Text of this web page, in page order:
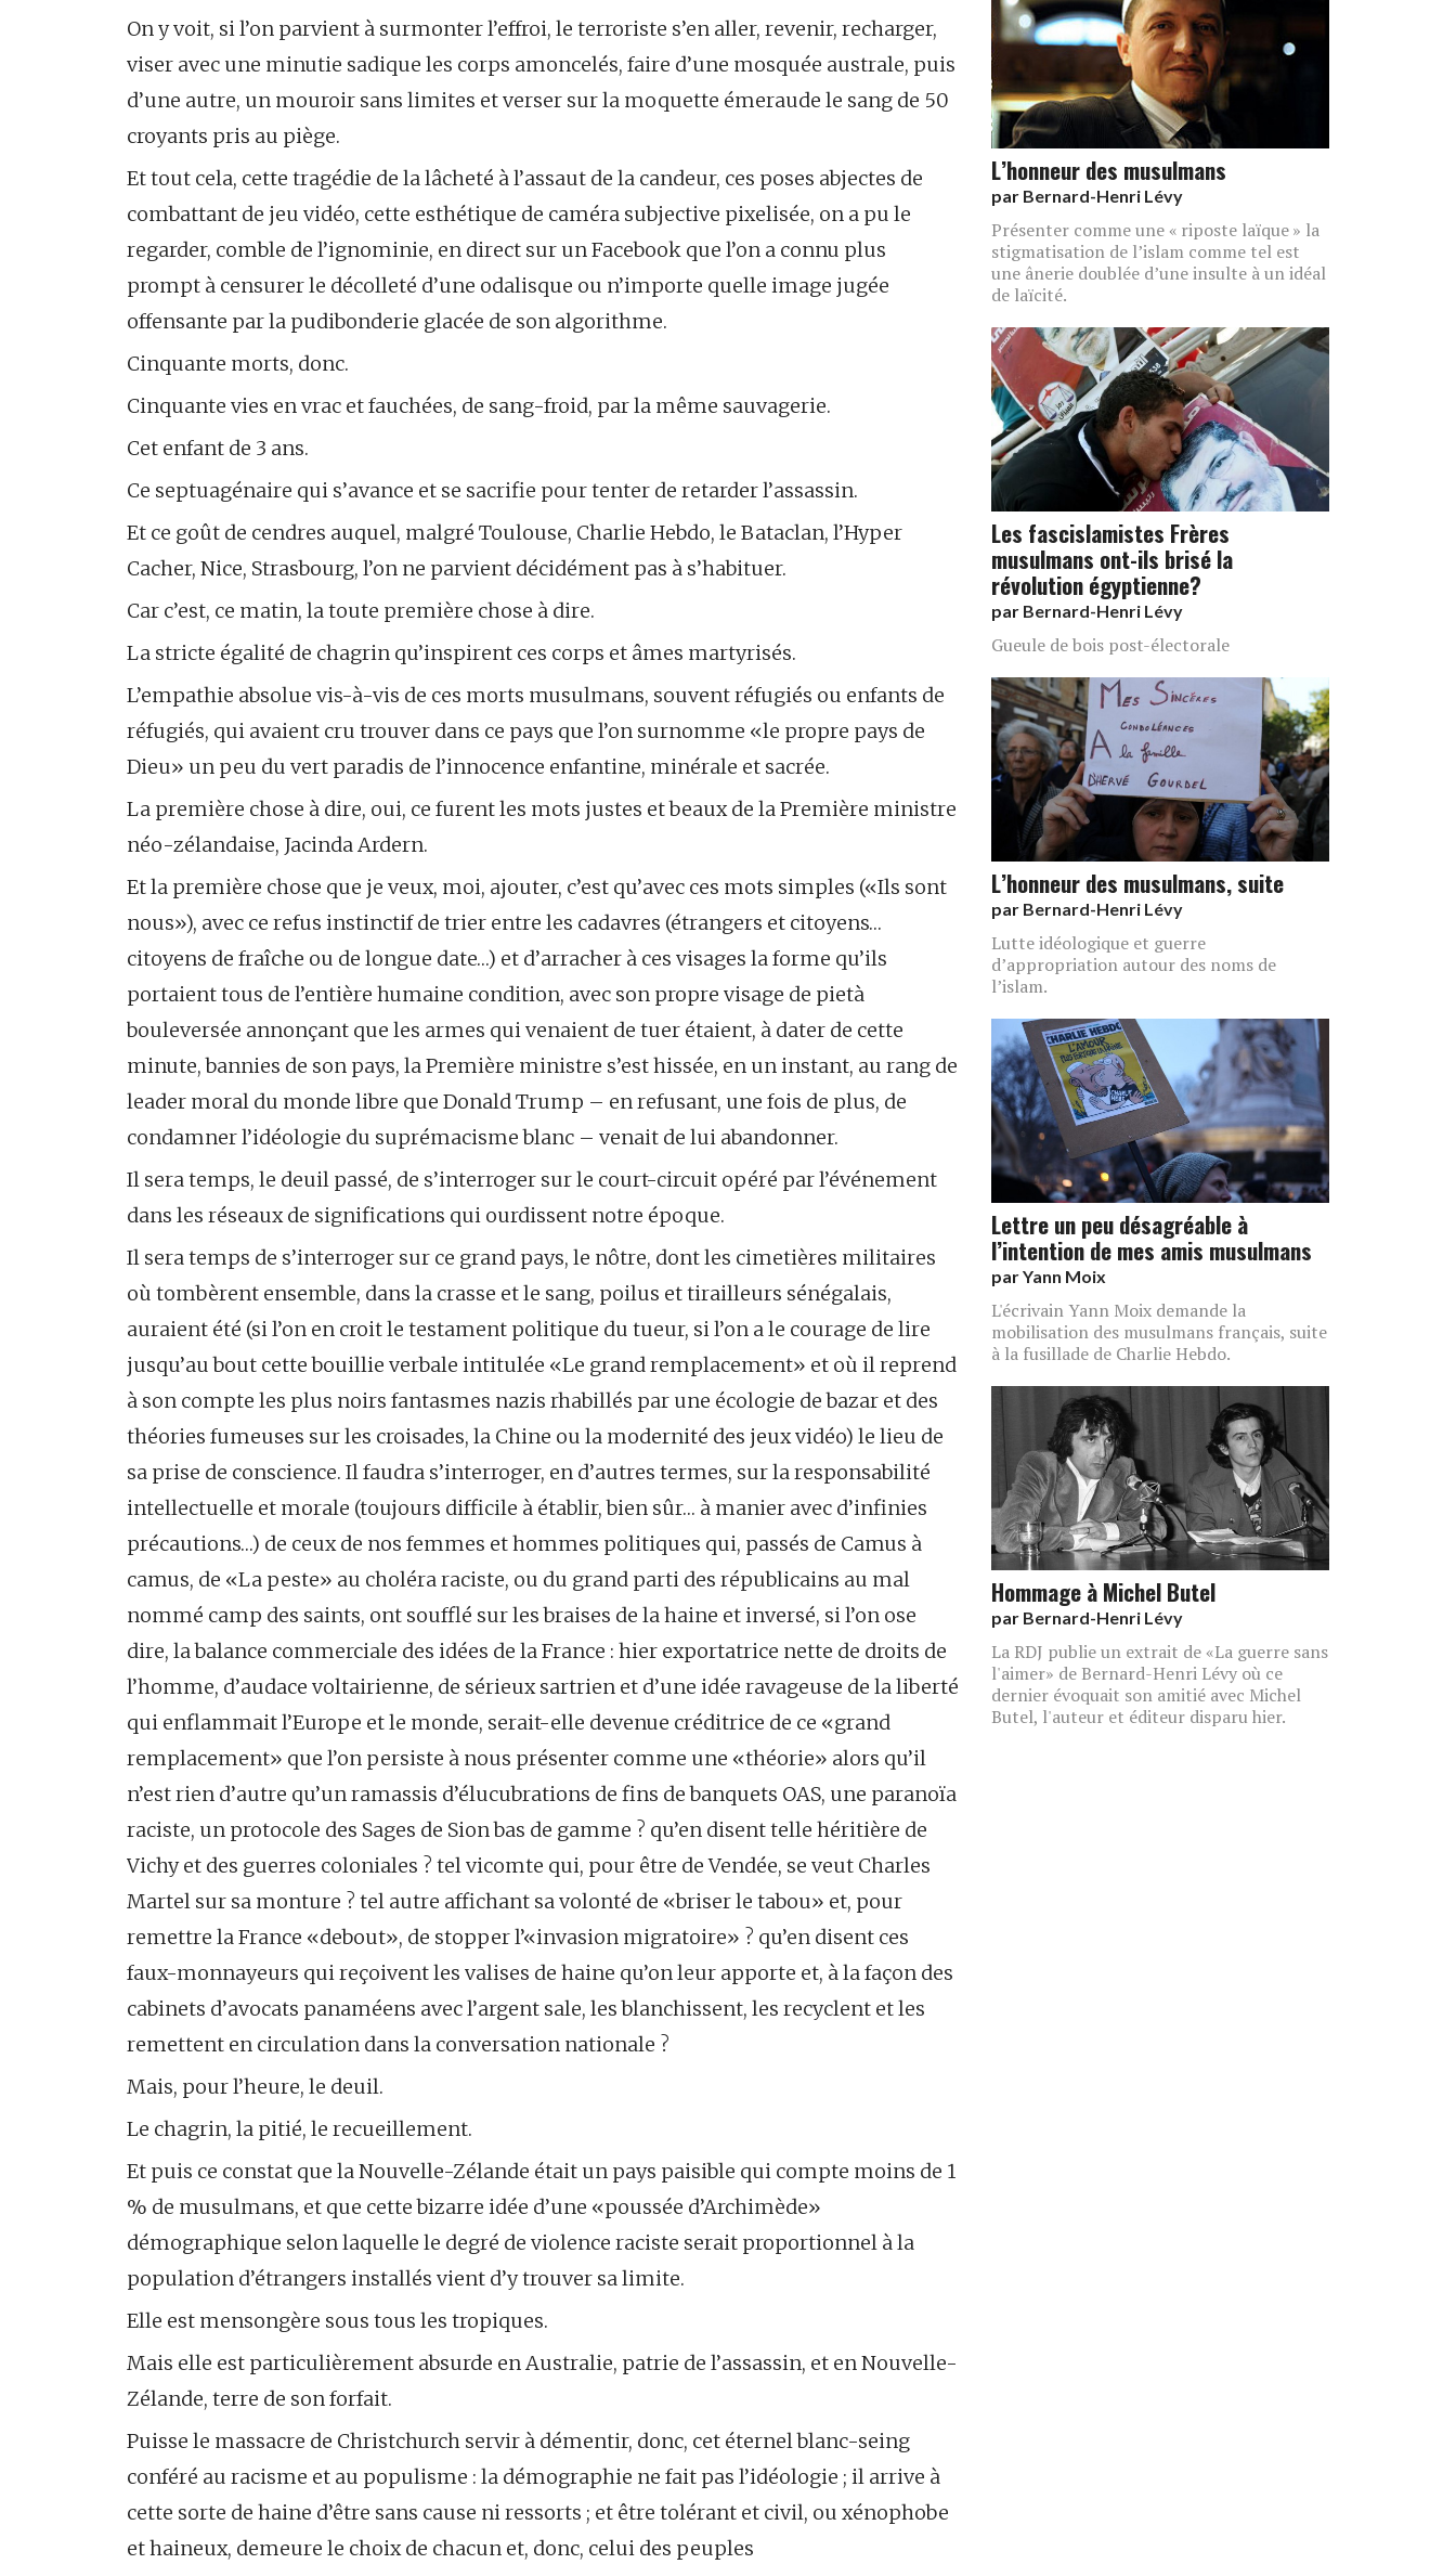
On y voit, si l’on parvient à surmonter l’effroi, le terroriste s’en aller, revenir, recharger,
viser avec une minutie sadique les corps amoncelés, faire d’une mosquée australe, puis
d’une autre, un mouroir sans limites et verser sur la moquette émeraude le sang de 50
croyants pris au piège.
Et tout cela, cette tragédie de la lâcheté à l’assaut de la candeur, ces poses abjectes de
combattant de jeu vidéo, cette esthétique de caméra subjective pixelisée, on a pu le
regarder, comble de l’ignominie, en direct sur un Facebook que l’on a connu plus
prompt à censurer le décolleté d’une odalisque ou n’importe quelle image jugée
offensante par la pudibonderie glacée de son algorithme.
Cinquante morts, donc.
Cinquante vies en vrac et fauchées, de sang-froid, par la même sauvagerie.
Cet enfant de 3 ans.
Ce septuagénaire qui s’avance et se sacrifie pour tenter de retarder l’assassin.
Et ce goût de cendres auquel, malgré Toulouse, Charlie Hebdo, le Bataclan, l’Hyper
Cacher, Nice, Strasbourg, l’on ne parvient décidément pas à s’habituer.
Car c’est, ce matin, la toute première chose à dire.
La stricte égalité de chagrin qu’inspirent ces corps et âmes martyrisés.
L’empathie absolue vis-à-vis de ces morts musulmans, souvent réfugiés ou enfants de
réfugiés, qui avaient cru trouver dans ce pays que l’on surnomme «le propre pays de
Dieu» un peu du vert paradis de l’innocence enfantine, minérale et sacrée.
La première chose à dire, oui, ce furent les mots justes et beaux de la Première ministre
néo-zélandaise, Jacinda Ardern.
Et la première chose que je veux, moi, ajouter, c’est qu’avec ces mots simples («Ils sont
nous»), avec ce refus instinctif de trier entre les cadavres (étrangers et citoyens…
citoyens de fraîche ou de longue date…) et d’arracher à ces visages la forme qu’ils
portaient tous de l’entière humaine condition, avec son propre visage de pietà
bouleversée annonçant que les armes qui venaient de tuer étaient, à dater de cette
minute, bannies de son pays, la Première ministre s’est hissée, en un instant, au rang de
leader moral du monde libre que Donald Trump – en refusant, une fois de plus, de
condamner l’idéologie du suprémacisme blanc – venait de lui abandonner.
Il sera temps, le deuil passé, de s’interroger sur le court-circuit opéré par l’événement
dans les réseaux de significations qui ourdissent notre époque.
Il sera temps de s’interroger sur ce grand pays, le nôtre, dont les cimetières militaires
où tombèrent ensemble, dans la crasse et le sang, poilus et tirailleurs sénégalais,
auraient été (si l’on en croit le testament politique du tueur, si l’on a le courage de lire
jusqu’au bout cette bouillie verbale intitulée «Le grand remplacement» et où il reprend
à son compte les plus noirs fantasmes nazis rhabillés par une écologie de bazar et des
théories fumeuses sur les croisades, la Chine ou la modernité des jeux vidéo) le lieu de
sa prise de conscience. Il faudra s’interroger, en d’autres termes, sur la responsabilité
intellectuelle et morale (toujours difficile à établir, bien sûr… à manier avec d’infinies
précautions…) de ceux de nos femmes et hommes politiques qui, passés de Camus à
camus, de «La peste» au choléra raciste, ou du grand parti des républicains au mal
nommé camp des saints, ont soufflé sur les braises de la haine et inversé, si l’on ose
dire, la balance commerciale des idées de la France : hier exportatrice nette de droits de
l’homme, d’audace voltairienne, de sérieux sartrien et d’une idée ravageuse de la liberté
qui enflammait l’Europe et le monde, serait-elle devenue créditrice de ce «grand
remplacement» que l’on persiste à nous présenter comme une «théorie» alors qu’il
n’est rien d’autre qu’un ramassis d’élucubrations de fins de banquets OAS, une paranoïa
raciste, un protocole des Sages de Sion bas de gamme ? qu’en disent telle héritière de
Vichy et des guerres coloniales ? tel vicomte qui, pour être de Vendée, se veut Charles
Martel sur sa monture ? tel autre affichant sa volonté de «briser le tabou» et, pour
remettre la France «debout», de stopper l’«invasion migratoire» ? qu’en disent ces
faux-monnayeurs qui reçoivent les valises de haine qu’on leur apporte et, à la façon des
cabinets d’avocats panaméens avec l’argent sale, les blanchissent, les recyclent et les
remettent en circulation dans la conversation nationale ?
Mais, pour l’heure, le deuil.
Le chagrin, la pitié, le recueillement.
Et puis ce constat que la Nouvelle-Zélande était un pays paisible qui compte moins de 1
% de musulmans, et que cette bizarre idée d’une «poussée d’Archimède»
démographique selon laquelle le degré de violence raciste serait proportionnel à la
population d’étrangers installés vient d’y trouver sa limite.
Elle est mensongère sous tous les tropiques.
Mais elle est particulièrement absurde en Australie, patrie de l’assassin, et en Nouvelle-
Zélande, terre de son forfait.
Puisse le massacre de Christchurch servir à démentir, donc, cet éternel blanc-seing
conféré au racisme et au populisme : la démographie ne fait pas l’idéologie ; il arrive à
cette sorte de haine d’être sans cause ni ressorts ; et être tolérant et civil, ou xénophobe
et haineux, demeure le choix de chacun et, donc, celui des peuples
L’honneur des musulmans
par Bernard-Henri Lévy
Présenter comme une « riposte laïque » la
stigmatisation de l’islam comme tel est
une ânerie doublée d’une insulte à un idéal
de laïcité.
Les fascislamistes Frères
musulmans ont-ils brisé la
révolution égyptienne?
par Bernard-Henri Lévy
Gueule de bois post-électorale
L’honneur des musulmans, suite
par Bernard-Henri Lévy
Lutte idéologique et guerre
d’appropriation autour des noms de
l’islam.
Lettre un peu désagréable à
l’intention de mes amis musulmans
parYann Moix
L'écrivain Yann Moix demande la
mobilisation des musulmans français, suite
à la fusillade de Charlie Hebdo.
Hommage à Michel Butel
par Bernard-Henri Lévy
La RDJ publie un extrait de «La guerre sans
l'aimer» de Bernard-Henri Lévy où ce
dernier évoquait son amitié avec Michel
Butel, l'auteur et éditeur disparu hier.